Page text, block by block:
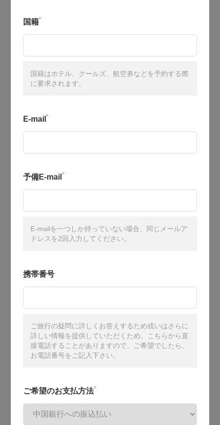
国籍*
国籍はホテル、クールズ、航空券などを予約する際
に要求されます。
E-mail *
予備E-mail *
E-mailを一つしか持っていない場合、同じメールア
ドレスを2回入力してください。
携帯番号
ご旅行の疑問に詳しくお答えするため或いはさらに
詳しい情報を提供していただくため、こちらから直
接電話することがありますので、ご希望でしたら、
お電話番号をご記入下さい。
ご希望のお支払方法*